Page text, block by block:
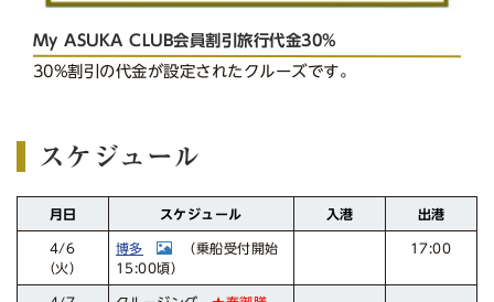
My ASUKA CLUB会員割引旅行代金30%
30%割引の代金が設定されたクルーズです。
スケジュール
月日 スケジュール 入港 出港
4/6
（火）
博多 （乗船受付開始
15:00頃）
17:00